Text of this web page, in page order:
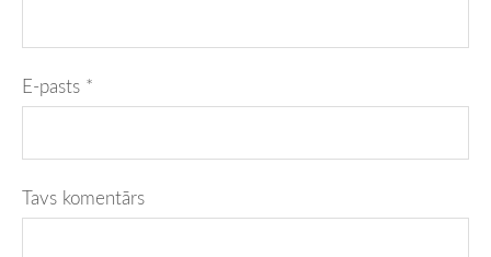
E-pasts *
Tavs komentārs